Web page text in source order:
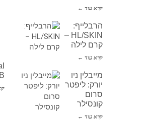
קרא עוד ←
הרבלייף:
HL/SKIN –
קרם לילה
קרא עוד ←
מייבלין ניו
יורק: ליפטר
סרום
קונסילר
קרא עוד ←